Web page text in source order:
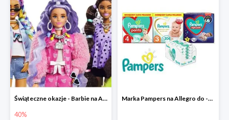
Świąteczne okazje - Barbie na Allegro do -40%
40%
Marka Pampers na Allegro do -35%